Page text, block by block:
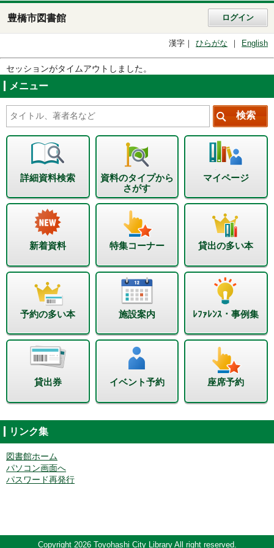
豊橋市図書館 ログイン
漢字 ひらがな English
セッションがタイムアウトしました。
メニュー
詳細資料検索
資料のタイプから
さがす
マイページ
新着資料 特集コーナー 貸出の多い本
予約の多い本 施設案内 ﾚﾌｧﾚﾝｽ・事例集
貸出券 イベント予約 座席予約
リンク集
図書館ホーム
パソコン画面へ
パスワード再発行
Copyright 2026 Toyohashi City Library All right reserved.